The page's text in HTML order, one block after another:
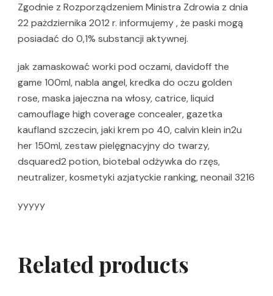
Zgodnie z Rozporządzeniem Ministra Zdrowia z dnia
22 pażdziernika 2012 r. informujemy , że paski mogą
posiadać do 0,1% substancji aktywnej.
jak zamaskować worki pod oczami, davidoff the
game 100ml, nabla angel, kredka do oczu golden
rose, maska jajeczna na włosy, catrice, liquid
camouflage high coverage concealer, gazetka
kaufland szczecin, jaki krem po 40, calvin klein in2u
her 150ml, zestaw pielęgnacyjny do twarzy,
dsquared2 potion, biotebal odżywka do rzęs,
neutralizer, kosmetyki azjatyckie ranking, neonail 3216
yyyyy
Related products